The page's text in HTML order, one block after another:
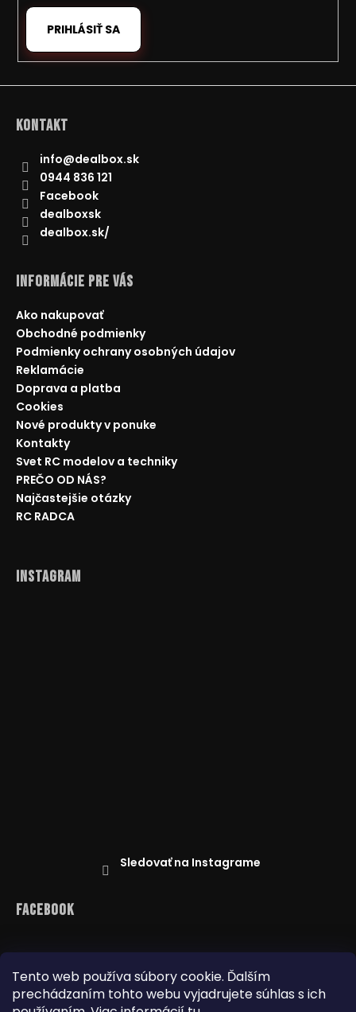
Tento web používa súbory cookie. Ďalším
prechádzaním tohto webu vyjadrujete súhlas s ich
PRIHLÁSIŤ SA
Kontakt
info@dealbox.sk
0944 836 121
Facebook
dealboxsk
dealbox.sk/
Informácie pre Vás
Ako nakupovať
Obchodné podmienky
Podmienky ochrany osobných údajov
Reklamácie
Doprava a platba
Cookies
Nové produkty v ponuke
Kontakty
Svet RC modelov a techniky
PREČO OD NÁS?
Najčastejšie otázky
RC RADCA
Instagram
Sledovať na Instagrame
Facebook
Reklamácie Doprava a platba